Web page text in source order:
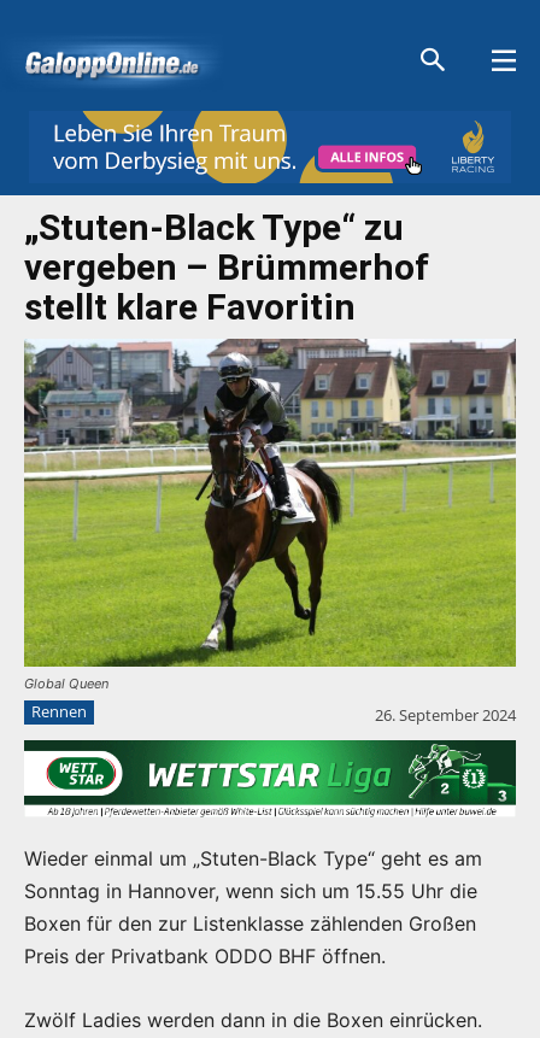
„Stuten-Black Type“ zu
vergeben – Brümmerhof
stellt klare Favoritin
Global Queen
Rennen 26. September 2024
Wieder einmal um „Stuten-Black Type“ geht es am
Sonntag in Hannover, wenn sich um 15.55 Uhr die
Boxen für den zur Listenklasse zählenden Großen
Preis der Privatbank ODDO BHF öffnen.
Zwölf Ladies werden dann in die Boxen einrücken.